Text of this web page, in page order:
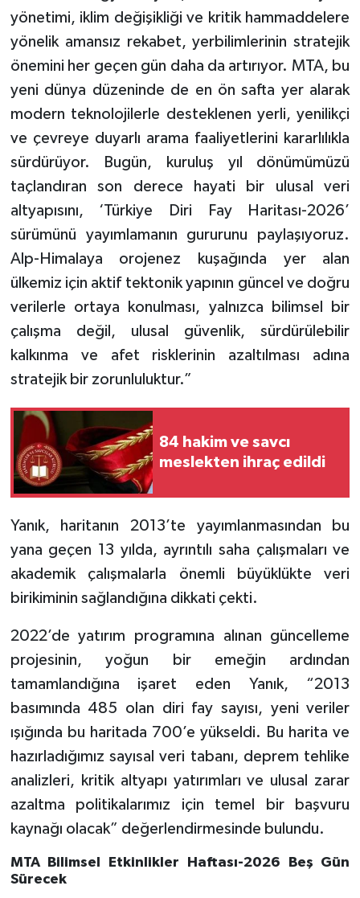
yönetimi, iklim değişikliği ve kritik hammaddelere
yönelik amansız rekabet, yerbilimlerinin stratejik
önemini her geçen gün daha da artırıyor. MTA, bu
yeni dünya düzeninde de en ön safta yer alarak
modern teknolojilerle desteklenen yerli, yenilikçi
ve çevreye duyarlı arama faaliyetlerini kararlılıkla
sürdürüyor. Bugün, kuruluş yıl dönümümüzü
taçlandıran son derece hayati bir ulusal veri
altyapısını, ‘Türkiye Diri Fay Haritası-2026’
sürümünü yayımlamanın gururunu paylaşıyoruz.
Alp-Himalaya orojenez kuşağında yer alan
ülkemiz için aktif tektonik yapının güncel ve doğru
verilerle ortaya konulması, yalnızca bilimsel bir
çalışma değil, ulusal güvenlik, sürdürülebilir
kalkınma ve afet risklerinin azaltılması adına
stratejik bir zorunluluktur.”
84 hakim ve savcı
meslekten ihraç edildi
Yanık, haritanın 2013’te yayımlanmasından bu
yana geçen 13 yılda, ayrıntılı saha çalışmaları ve
akademik çalışmalarla önemli büyüklükte veri
birikiminin sağlandığına dikkati çekti.
2022’de yatırım programına alınan güncelleme
projesinin, yoğun bir emeğin ardından
tamamlandığına işaret eden Yanık, “2013
basımında 485 olan diri fay sayısı, yeni veriler
ışığında bu haritada 700’e yükseldi. Bu harita ve
hazırladığımız sayısal veri tabanı, deprem tehlike
analizleri, kritik altyapı yatırımları ve ulusal zarar
azaltma politikalarımız için temel bir başvuru
kaynağı olacak” değerlendirmesinde bulundu.
MTA Bilimsel Etkinlikler Haftası-2026 Beş Gün
Sürecek